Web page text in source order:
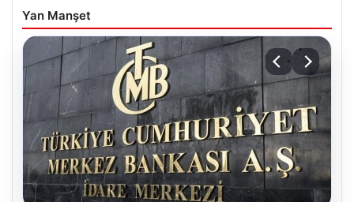
Yan Manşet